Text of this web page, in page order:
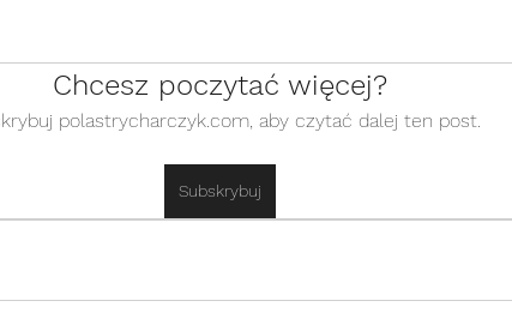
Chcesz poczytać więcej?
polastrycharczyk.com, aby czytać dalej ten post.
Subskrybuj